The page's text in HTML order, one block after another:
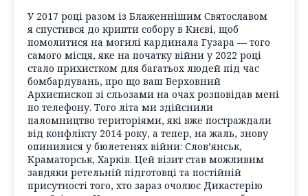
У 2017 році разом із Блаженнішим Святославом
я спустився до крипти собору в Києві, щоб
помолитися на могилі кардинала Гузара — того
самого місця, яке на початку війни у 2022 році
стало прихистком для багатьох людей під час
бомбардувань, про що ваш Верховний
Архиєпископ зі сльозами на очах розповідав мені
по телефону. Того літа ми здійснили
паломництво територіями, які вже постраждали
від конфлікту 2014 року, а тепер, на жаль, знову
опинилися у бюлетенях війни: Слов’янськ,
Краматорськ, Харків. Цей візит став можливим
завдяки ретельній підготовці та постійній
присутності того, хто зараз очолює Дикастерію